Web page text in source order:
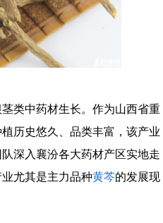
类中药材生长。作为山西省重
历史悠久、品类丰富，该产业
深入襄汾各大药材产区实地走
尤其是主力品种黄芩的发展现